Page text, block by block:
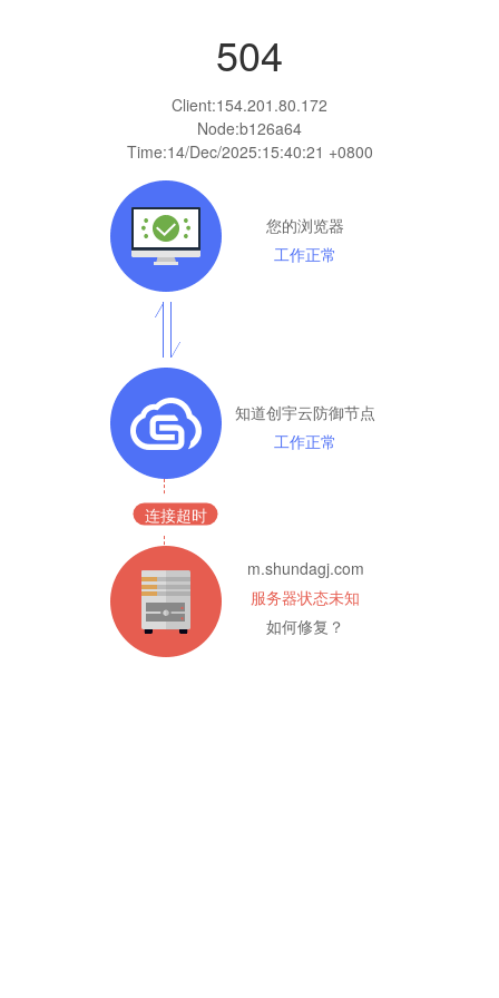
504
Client:154.201.80.172
Node:b126a64
Time:14/Dec/2025:15:40:21 +0800
您的浏览器
工作正常
知道创宇云防御节点
工作正常
连接超时
m.shundagj.com
服务器状态未知
如何修复？